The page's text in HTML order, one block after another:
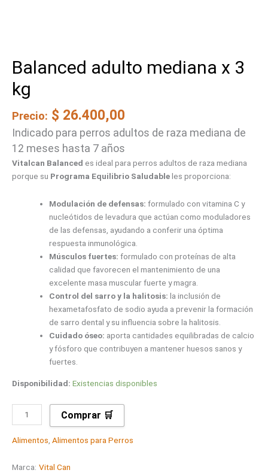
Balanced adulto mediana x 3
kg
Precio: $ 26.400,00
Indicado para perros adultos de raza mediana de
12 meses hasta 7 años
Vitalcan Balanced es ideal para perros adultos de raza mediana
porque su Programa Equilibrio Saludableles proporciona:
Modulación de defensas: formulado con vitamina C y
nucleótidos de levadura que actúan como moduladores
de las defensas, ayudando a conferir una óptima
respuesta inmunológica.
Músculos fuertes: formulado con proteínas de alta
calidad que favorecen el mantenimiento de una
excelente masa muscular fuerte y magra.
Control del sarro y la halitosis: la inclusión de
hexametafosfato de sodio ayuda a prevenir la formación
de sarro dental y su influencia sobre la halitosis.
Cuidado óseo: aporta cantidades equilibradas de calcio
y fósforo que contribuyen a mantener huesos sanos y
fuertes.
Disponibilidad: Existencias disponibles
Comprar 🛒
Alimentos Alimentos para Perros
Marca: Vital Can